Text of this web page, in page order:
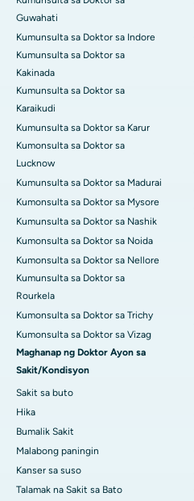
Guwahati
Kumunsulta sa Doktor sa Indore
Kumunsulta sa Doktor sa
Kakinada
Kumunsulta sa Doktor sa
Karaikudi
Kumunsulta sa Doktor sa Karur
Kumonsulta sa Doktor sa
Lucknow
Kumunsulta sa Doktor sa Madurai
Kumonsulta sa Doktor sa Mysore
Kumunsulta sa Doktor sa Nashik
Kumonsulta sa Doktor sa Noida
Kumonsulta sa Doktor sa Nellore
Kumunsulta sa Doktor sa
Rourkela
Kumonsulta sa Doktor sa Trichy
Kumonsulta sa Doktor sa Vizag
Maghanap ng Doktor Ayon sa
Sakit/Kondisyon
Sakit sa buto
Hika
Bumalik Sakit
Malabong paningin
Kanser sa suso
Talamak na Sakit sa Bato